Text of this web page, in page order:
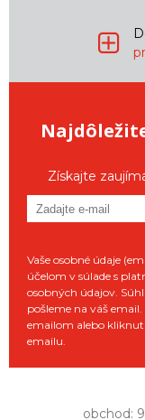
Získajte
Vaše osobné údaje
účelom v súlade s
osobných údajov.
pošleme na váš
emailom alebo
emailu.
obchod: